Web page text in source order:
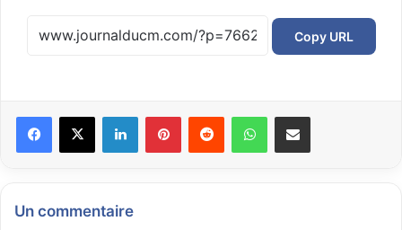
Copy URL
Un commentaire